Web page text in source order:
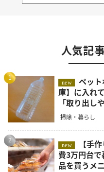
人気記
1
new
ペットボトルを半分に切って【冷蔵
庫】に入れ
「取り出し
掃除・暮らし
2
new
費3万円台
品を買うメ